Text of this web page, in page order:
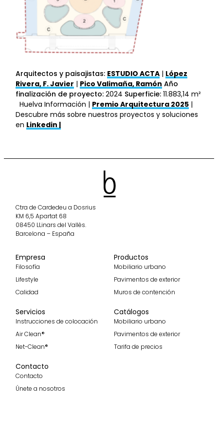
Arquitectos y paisajistas: ESTUDIO ACTA | López
Rivera, F. Javier | Pico Valimaña, Ramón Año
finalización de proyecto: 2024 Superficie: 11.883,14 m²
Huelva Información | Premio Arquitectura 2025 |
Descubre más sobre nuestros proyectos y soluciones
en Linkedin |
Ctra de Cardedeu a Dosrius
KM 6,5 Apartat 68
08450 LLinars del Vallès.
Barcelona – España
Empresa
Filosofía
Lifestyle
Calidad
Productos
Mobiliario urbano
Pavimentos de exterior
Muros de contención
Servicios
Instrucciones de colocación
Air Clean®
Net-Clean®
Catálogos
Mobiliario urbano
Pavimentos de exterior
Tarifa de precios
Contacto
Contacto
Únete a nosotros